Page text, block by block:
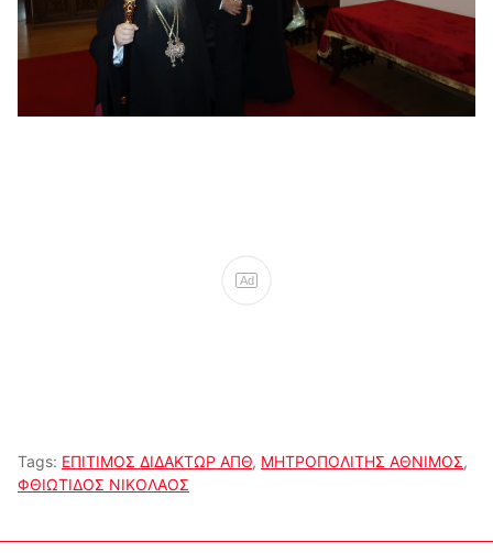
Ad
Tags: ΕΠΙΤΙΜΟΣ ΔΙΔΑΚΤΩΡ ΑΠΘ, ΜΗΤΡΟΠΟΛΙΤΗΣ ΑΘΝΙΜΟΣ,
ΦΘΙΩΤΙΔΟΣ ΝΙΚΟΛΑΟΣ